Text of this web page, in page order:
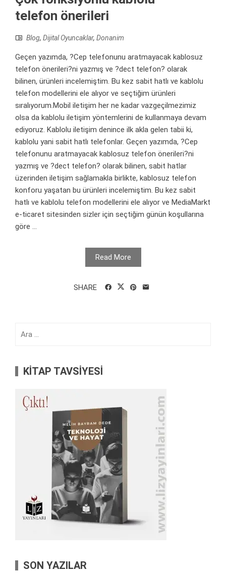
telefon önerileri
Blog, Dijital Oyuncaklar, Donanim
Geçen yazımda, ?Cep telefonunu aratmayacak kablosuz
telefon önerileri?ni yazmış ve ?dect telefon? olarak
bilinen, ürünleri incelemiştim. Bu kez sabit hatlı ve kablolu
telefon modellerini ele alıyor ve seçtiğim ürünleri
sıralıyorum.Mobil iletişim her ne kadar vazgeçilmezimiz
olsa da kablolu iletişim yöntemlerini de kullanmaya devam
ediyoruz. Kablolu iletişim denince ilk akla gelen tabii ki,
kablolu yani sabit hatlı telefonlar. Geçen yazımda, ?Cep
telefonunu aratmayacak kablosuz telefon önerileri?ni
yazmış ve ?dect telefon? olarak bilinen, sabit hatlar
üzerinden iletişim sağlamakla birlikte, kablosuz telefon
konforu yaşatan bu ürünleri incelemiştim. Bu kez sabit
hatlı ve kablolu telefon modellerini ele alıyor ve MediaMarkt
e-ticaret sitesinden sizler için seçtiğim günün koşullarına
göre ...
Read More
SHARE
KİTAP TAVSİYESİ
SON YAZILAR